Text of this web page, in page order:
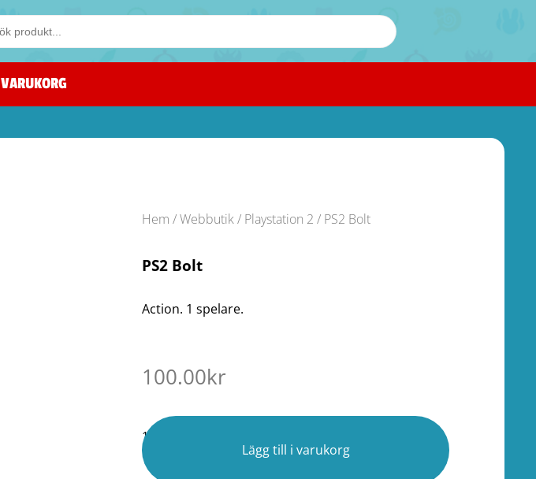
VARUKORG
Hem /Webbutik/ Playstation 2 / PS2 Bolt
PS2 Bolt
Action. 1 spelare.
100.00kr
1 i lager
Lägg till i varukorg